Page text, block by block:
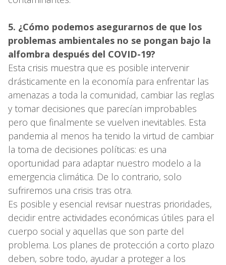
5. ¿Cómo podemos asegurarnos de que los
problemas ambientales no se pongan bajo la
alfombra después del COVID-19?
Esta crisis muestra que es posible intervenir
drásticamente en la economía para enfrentar las
amenazas a toda la comunidad, cambiar las reglas
y tomar decisiones que parecían improbables
pero que finalmente se vuelven inevitables. Esta
pandemia al menos ha tenido la virtud de cambiar
la toma de decisiones políticas: es una
oportunidad para adaptar nuestro modelo a la
emergencia climática. De lo contrario, solo
sufriremos una crisis tras otra.
Es posible y esencial revisar nuestras prioridades,
decidir entre actividades económicas útiles para el
cuerpo social y aquellas que son parte del
problema. Los planes de protección a corto plazo
deben, sobre todo, ayudar a proteger a los